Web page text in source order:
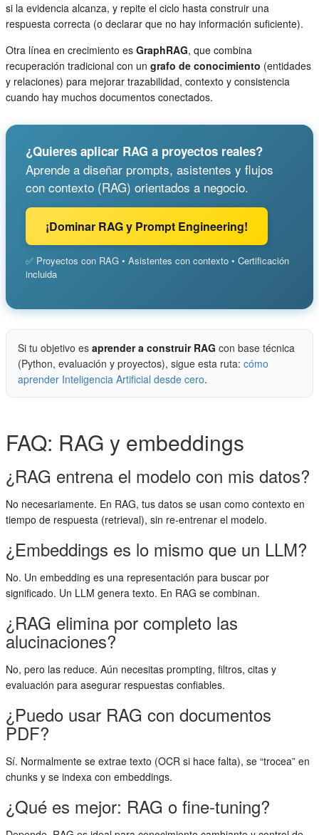
si la evidencia alcanza, y repite el ciclo hasta construir una
respuesta correcta (o declarar que no hay información suficiente).
Otra línea en crecimiento es GraphRAG, que combina
recuperación tradicional con un grafo de conocimiento (entidades
y relaciones) para mejorar trazabilidad, contexto y consistencia
cuando hay muchos documentos conectados.
¿Quieres aplicar RAG a proyectos reales?
Aprende a diseñar prompts, asistentes y flujos
con contexto (RAG) orientados a negocio.
¡Dominar RAG y Prompt Engineering!
✅ Proyectos con RAG • Asistentes con contexto • Certificación
incluida
Si tu objetivo es aprender a construir RAG con base técnica
(Python, evaluación y proyectos), sigue esta ruta: cómo
aprender Inteligencia Artificial desde cero.
FAQ: RAG y embeddings
¿RAG entrena el modelo con mis datos?
No necesariamente. En RAG, tus datos se usan como contexto en
tiempo de respuesta (retrieval), sin re-entrenar el modelo.
¿Embeddings es lo mismo que un LLM?
No. Un embedding es una representación para buscar por
significado. Un LLM genera texto. En RAG se combinan.
¿RAG elimina por completo las
alucinaciones?
No, pero las reduce. Aún necesitas prompting, filtros, citas y
evaluación para asegurar respuestas confiables.
¿Puedo usar RAG con documentos
PDF?
Sí. Normalmente se extrae texto (OCR si hace falta), se “trocea” en
chunks y se indexa con embeddings.
¿Qué es mejor: RAG o fine-tuning?